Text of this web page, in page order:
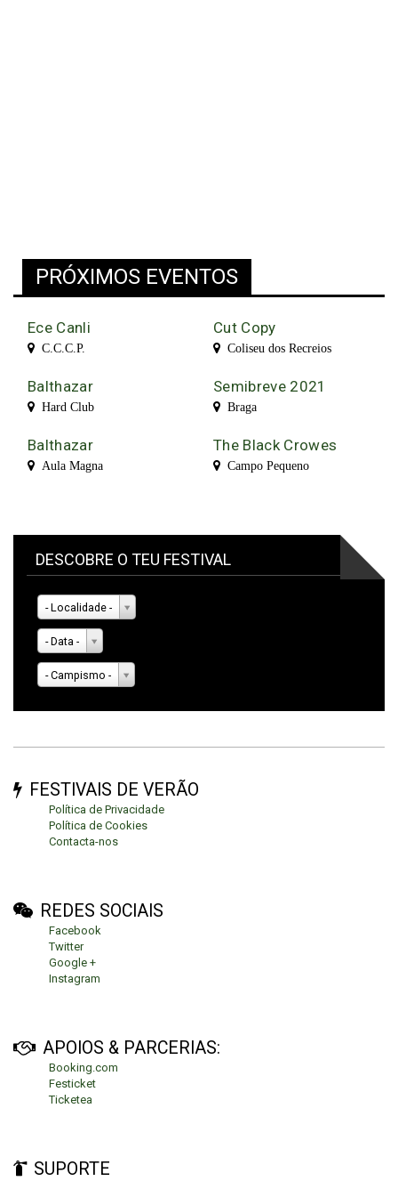
PRÓXIMOS EVENTOS
Ece Canli
C.C.C.P.
Cut Copy
Coliseu dos Recreios
Balthazar
Hard Club
Semibreve 2021
Braga
Balthazar
Aula Magna
The Black Crowes
Campo Pequeno
DESCOBRE O TEU FESTIVAL
- Localidade -
- Data -
- Campismo -
FESTIVAIS DE VERÃO
Política de Privacidade
Política de Cookies
Contacta-nos
REDES SOCIAIS
Facebook
Twitter
Google +
Instagram
APOIOS & PARCERIAS:
Booking.com
Festicket
Ticketea
SUPORTE